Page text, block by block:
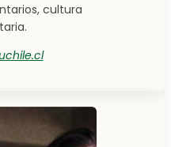
cultura